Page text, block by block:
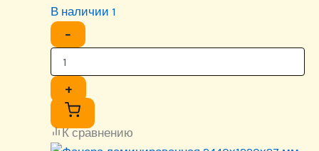
В наличии 1
−
+
К сравнению